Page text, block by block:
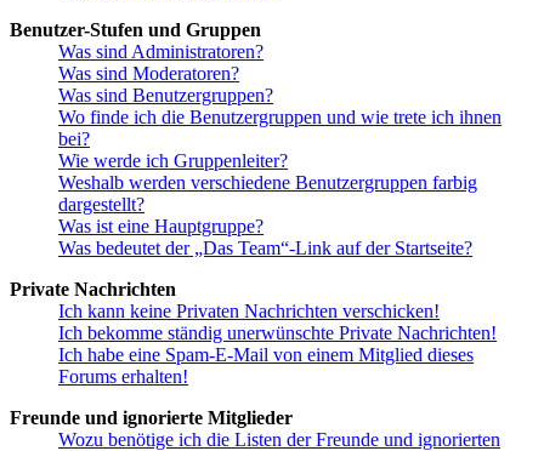
Benutzer-Stufen und Gruppen
Was sind Administratoren?
Was sind Moderatoren?
Was sind Benutzergruppen?
Wo finde ich die Benutzergruppen und wie trete ich ihnen
bei?
Wie werde ich Gruppenleiter?
Weshalb werden verschiedene Benutzergruppen farbig
dargestellt?
Was ist eine Hauptgruppe?
Was bedeutet der „Das Team“-Link auf der Startseite?
Private Nachrichten
Ich kann keine Privaten Nachrichten verschicken!
Ich bekomme ständig unerwünschte Private Nachrichten!
Ich habe eine Spam-E-Mail von einem Mitglied dieses
Forums erhalten!
Freunde und ignorierte Mitglieder
Wozu benötige ich die Listen der Freunde und ignorierten